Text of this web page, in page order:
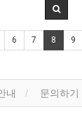
6 7 8 9
내 문의하기